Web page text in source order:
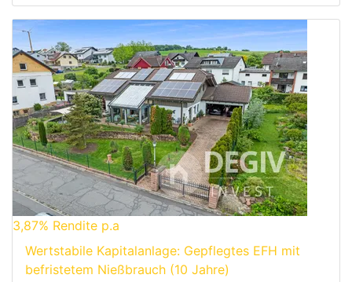
3,87% Rendite p.a
Wertstabile Kapitalanlage: Gepflegtes EFH mit
befristetem Nießbrauch (10 Jahre)